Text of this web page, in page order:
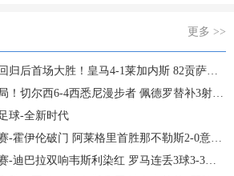
更多 >>
场大胜！皇马4-1莱加内斯 82贡萨洛马斯坦托诺破门
尔西6-4西悉尼漫步者 佩德罗替补3射1传阿隆索开门红
球-全新时代
霍伊伦破门 阿莱格里首胜那不勒斯2-0意乙队
迪巴拉双响韦斯利染红 罗马连丢3球3-3戛纳